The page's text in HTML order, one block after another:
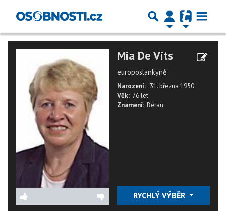
Mia De Vits
europoslankyně
Narození: 31. března 1950
Věk: 76 let
Znamení: Beran
RYCHLÝ VÝBĚR